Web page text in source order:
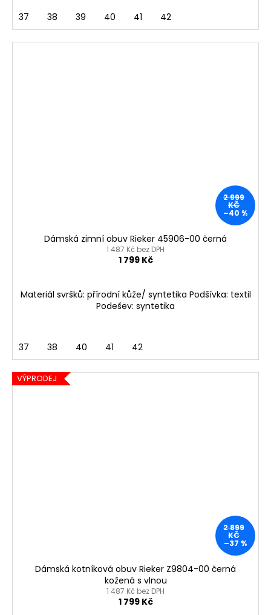
37 38 39 40 41 42
2 999
KČ
–40 %
Dámská zimní obuv Rieker 45906-00 černá
1 487 Kč bez DPH
1 799 Kč
Materiál svršků: přírodní kůže/ syntetika Podšívka: textil
Podešev: syntetika
37 38 40 41 42
VÝPRODEJ
2 899
KČ
–37 %
Dámská kotníková obuv Rieker Z9804-00 černá
kožená s vlnou
1 487 Kč bez DPH
1 799 Kč